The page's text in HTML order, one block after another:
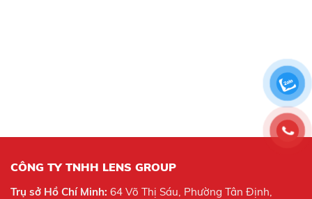
CÔNG TY TNHH LENS GROUP
Trụ sở Hồ Chí Minh: 64 Võ Thị Sáu, Phường Tân Định,